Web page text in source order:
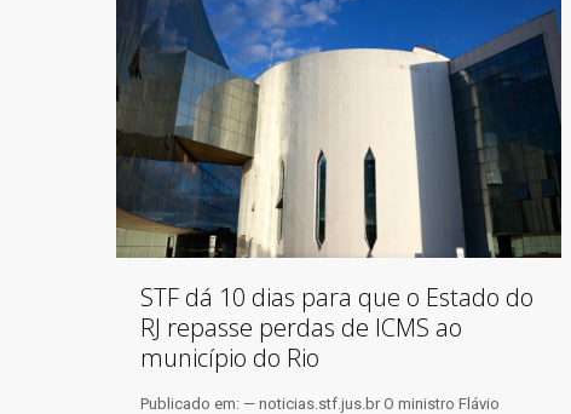
STF dá 10 dias para que o Estado do
RJ repasse perdas de ICMS ao
município do Rio
Publicado em: — noticias.stf.jus.br O ministro Flávio